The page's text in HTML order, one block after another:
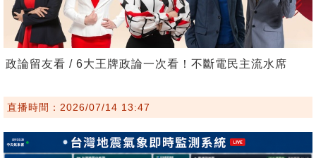
政論留友看 / 6大王牌政論一次看！不斷電民主流水席
直播時間：2026/07/14 13:47